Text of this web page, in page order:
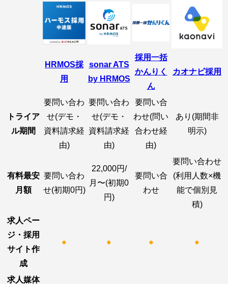
HRMOS採
用
sonar ATS
by HRMOS
採用一括
かんりく
ん
カオナビ採用
トライア
ル期間
要問い合わ
せ(デモ・
資料請求経
由)
要問い合わ
せ(デモ・
資料請求経
由)
要問い合
わせ(問い
合わせ経
由)
あり(期間非
明示)
有料最安
月額
要問い合わ
せ(初期0円)
22,000円/
月〜(初期0
円)
要問い合
わせ
要問い合わせ
(利用人数×機
能で個別見
積)
求人ペー
ジ・採用
サイト作
成
● ● ● ●
求人媒体